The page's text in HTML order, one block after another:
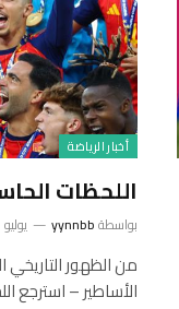
أخبار الرياضة
اللحظات
بواسطةyynnbb يوليو 21, 2026
من الظهور التاريخي
الأساطير – استرجع